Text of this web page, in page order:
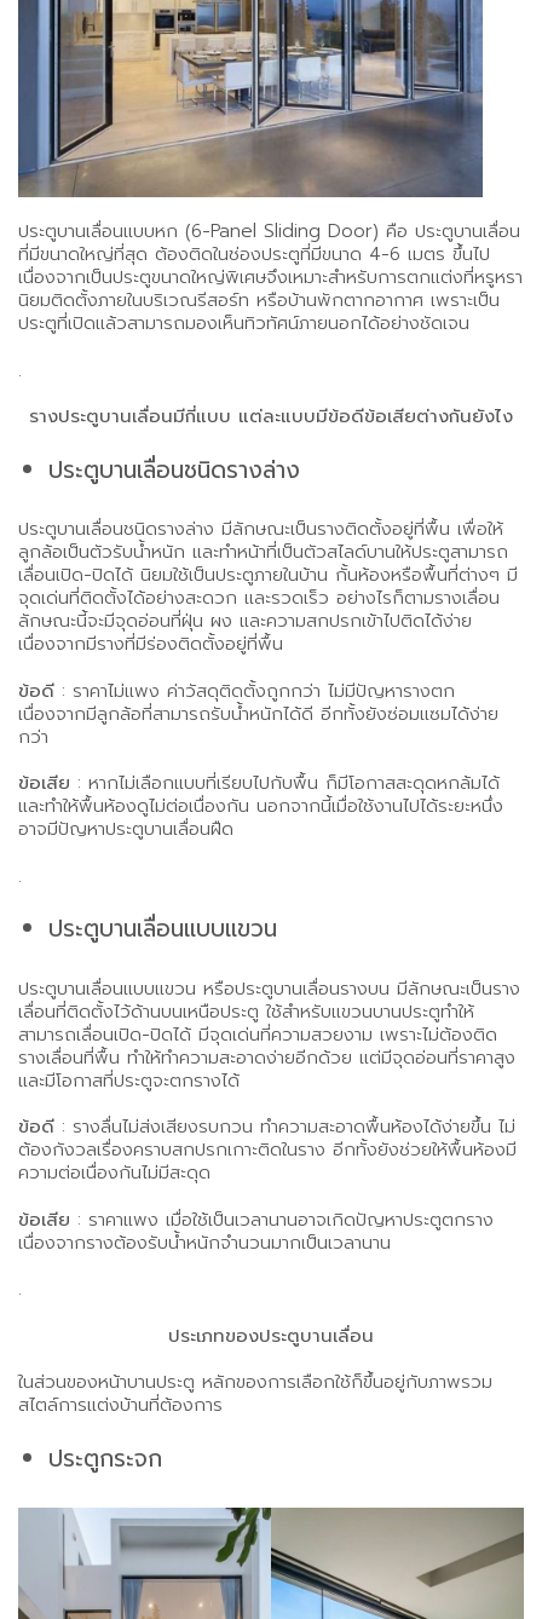
ประตูบานเลื่อนแบบหก (6-Panel Sliding Door) คือ ประตูบานเลื่อน
ที่มีขนาดใหญ่ที่สุด ต้องติดในช่องประตูที่มีขนาด 4-6 เมตร ขึ้นไป
เนื่องจากเป็นประตูขนาดใหญ่พิเศษจึงเหมาะสำหรับการตกแต่งที่หรูหรา
นิยมติดตั้งภายในบริเวณรีสอร์ท หรือบ้านพักตากอากาศ เพราะเป็น
ประตูที่เปิดแล้วสามารถมองเห็นทิวทัศน์ภายนอกได้อย่างชัดเจน
.
รางประตูบานเลื่อนมีกี่แบบ แต่ละแบบมีข้อดีข้อเสียต่างกันยังไง
ประตูบานเลื่อนชนิดรางล่าง
ประตูบานเลื่อนชนิดรางล่าง มีลักษณะเป็นรางติดตั้งอยู่ที่พื้น เพื่อให้
ลูกล้อเป็นตัวรับน้ำหนัก และทำหน้าที่เป็นตัวสไลด์บานให้ประตูสามารถ
เลื่อนเปิด-ปิดได้ นิยมใช้เป็นประตูภายในบ้าน กั้นห้องหรือพื้นที่ต่างๆ มี
จุดเด่นที่ติดตั้งได้อย่างสะดวก และรวดเร็ว อย่างไรก็ตามรางเลื่อน
ลักษณะนี้จะมีจุดอ่อนที่ฝุ่น ผง และความสกปรกเข้าไปติดได้ง่าย
เนื่องจากมีรางที่มีร่องติดตั้งอยู่ที่พื้น
ข้อดี : ราคาไม่แพง ค่าวัสดุติดตั้งถูกกว่า ไม่มีปัญหารางตก
เนื่องจากมีลูกล้อที่สามารถรับน้ำหนักได้ดี อีกทั้งยังซ่อมแซมได้ง่าย
กว่า
ข้อเสีย : หากไม่เลือกแบบที่เรียบไปกับพื้น ก็มีโอกาสสะดุดหกล้มได้
และทำให้พื้นห้องดูไม่ต่อเนื่องกัน นอกจากนี้เมื่อใช้งานไปได้ระยะหนึ่ง
อาจมีปัญหาประตูบานเลื่อนฝืด
.
ประตูบานเลื่อนแบบแขวน
ประตูบานเลื่อนแบบแขวน หรือประตูบานเลื่อนรางบน มีลักษณะเป็นราง
เลื่อนที่ติดตั้งไว้ด้านบนเหนือประตู ใช้สำหรับแขวนบานประตูทำให้
สามารถเลื่อนเปิด-ปิดได้ มีจุดเด่นที่ความสวยงาม เพราะไม่ต้องติด
รางเลื่อนที่พื้น ทำให้ทำความสะอาดง่ายอีกด้วย แต่มีจุดอ่อนที่ราคาสูง
และมีโอกาสที่ประตูจะตกรางได้
ข้อดี : รางลื่นไม่ส่งเสียงรบกวน ทำความสะอาดพื้นห้องได้ง่ายขึ้น ไม่
ต้องกังวลเรื่องคราบสกปรกเกาะติดในราง อีกทั้งยังช่วยให้พื้นห้องมี
ความต่อเนื่องกันไม่มีสะดุด
ข้อเสีย : ราคาแพง เมื่อใช้เป็นเวลานานอาจเกิดปัญหาประตูตกราง
เนื่องจากรางต้องรับน้ำหนักจำนวนมากเป็นเวลานาน
.
ประเภทของประตูบานเลื่อน
ในส่วนของหน้าบานประตู หลักของการเลือกใช้ก็ขึ้นอยู่กับภาพรวม
สไตล์การแต่งบ้านที่ต้องการ
ประตูกระจก